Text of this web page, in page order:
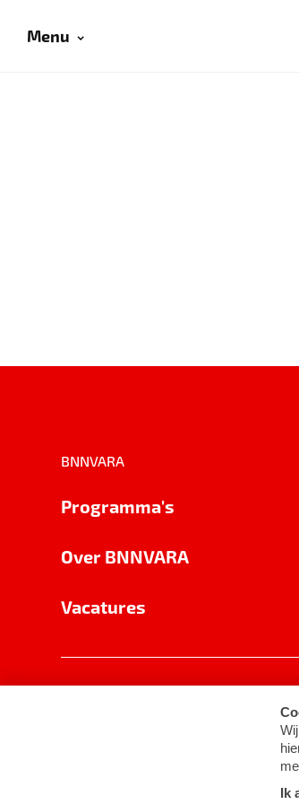
Menu
BNNVARA
Programma's
Over BNNVARA
Vacatures
Cookie-instellingen